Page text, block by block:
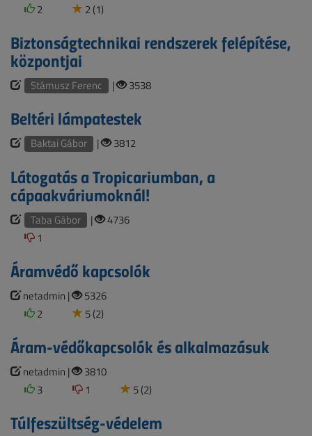
2
2 (1)
Biztonságtechnikai rendszerek felépítése,
központjai
Stámusz Ferenc | 3538
Beltéri lámpatestek
Baktai Gábor | 3812
Látogatás a Tropicariumban, a
cápaakváriumoknál!
Taba Gábor |
4736
1
Áramvédő kapcsolók
netadmin |
5326
2
5 (2)
Áram-védőkapcsolók és alkalmazásuk
netadmin |
3810
3
1 5 (2)
Túlfeszültség-védelem